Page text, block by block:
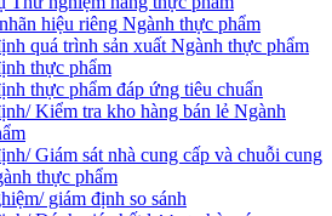
hiệu riêng Ngành thực phẩm
quá trình sản xuất Ngành thực phẩm
thực phẩm
thực phẩm đáp ứng tiêu chuẩn
Kiểm tra kho hàng bán lẻ Ngành
Giám sát nhà cung cấp và chuỗi cung
thực phẩm
giám định so sánh